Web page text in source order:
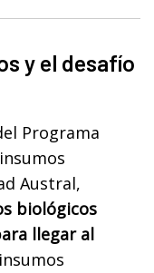
y el desafío
Programa
Austral,
biológicos
llegar al